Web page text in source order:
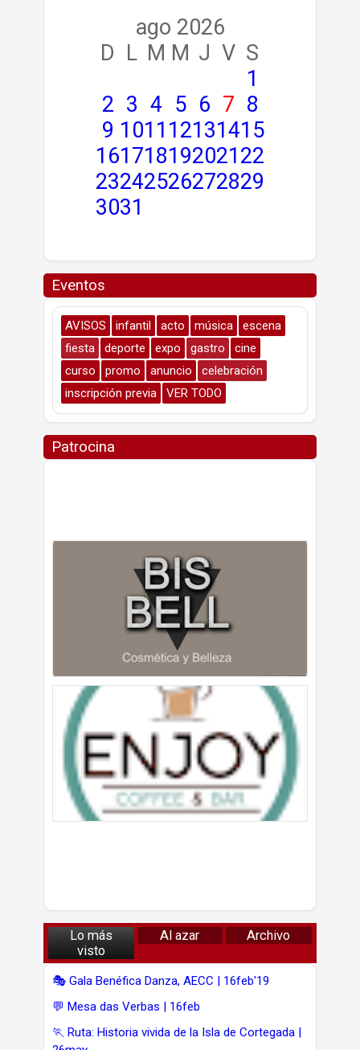
ago 2026
D L M M J V S
1
2 3 4 5 6 7 8
9 1011 12131415
16171819202122
23242526272829
3031
Eventos
AVISOS infantil acto música
escena
fiesta
deporte expo gastro
cine
curso
promo anuncio
celebración
inscripción previa
VER TODO
Patrocina
Lo más
visto
Al azar Archivo
🎭 Gala Benéfica Danza, AECC | 16feb'19
💬 Mesa das Verbas | 16feb
🏃 Ruta: Historia vivida de la Isla de Cortegada |